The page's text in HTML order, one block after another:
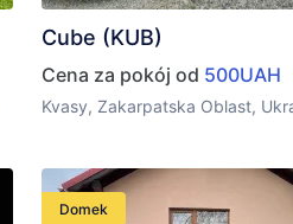
Cube (KUB)
Cena za pokój od 500UAH
Kvasy, Zakarpatska Oblast,
Domek